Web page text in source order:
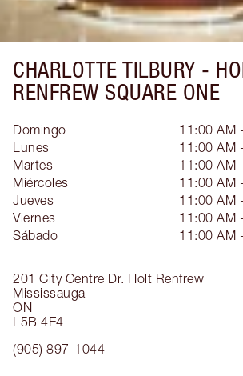
CHARLOTTE TILBURY -
RENFREW SQUARE ONE
201 City Centre Dr. Holt Renfrew
Mississauga
ON
L5B 4E4
(905) 897-1044
Domingo
11:00 AM
Lunes
11:00 AM
Martes
11:00 AM
Miércoles
11:00 AM
Jueves
11:00 AM
Viernes
11:00 AM
Sábado
11:00 AM